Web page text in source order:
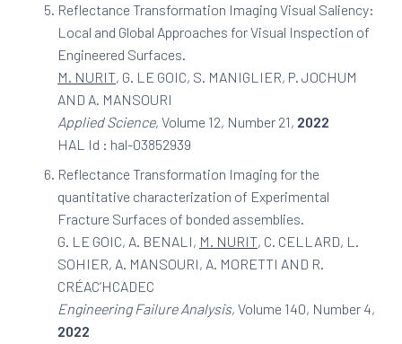
Reflectance Transformation Imaging Visual Saliency:
Local and Global Approaches for Visual Inspection of
Engineered Surfaces.
M. NURIT, G. LE GOIC, S. MANIGLIER, P. JOCHUM
AND A. MANSOURI
Applied Science, Volume 12, Number 21, 2022
HAL Id : hal-03852939
Reflectance Transformation Imaging for the
quantitative characterization of Experimental
Fracture Surfaces of bonded assemblies.
G. LE GOIC, A. BENALI, M. NURIT, C. CELLARD, L.
SOHIER, A. MANSOURI, A. MORETTI AND R.
CRÉAC’HCADEC
Engineering Failure Analysis, Volume 140, Number 4,
2022